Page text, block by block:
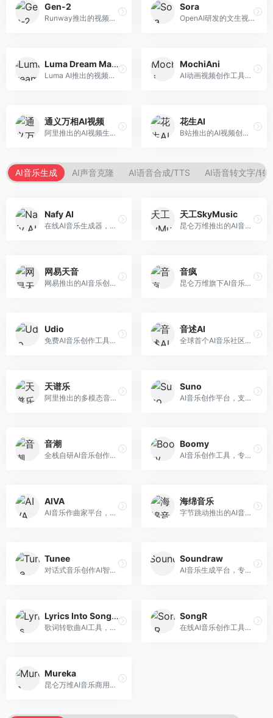
Gen-2
Runway推出的视频生成模型，专注于文生视频和视频风格转换。面向影视制作人和创意工作者，支持文本到视频、图像到视频等多种生成模式，视频质量专业级。
Sora
OpenAI研发的文生视频大模型，可根据文字描述生成长达60秒的高清视频。面向影视创作者、广告从业者和内容生产者，视频连贯性强，物理世界理解准确，代表了AI视频生成的最高水平。
Luma Dream Machine
Luma AI推出的视频生成工具，专注于高质量视频创作。面向影视创作者和内容生产者，支持文生视频、图生视频，视频质量高，物理运动流畅自然。
MochiAni
AI动画视频创作工具，专注于动画内容生成。面向动画创作者和二次元内容生产者，支持动画风格视频生成，动画效果流畅，适合动漫内容创作。
通义万相AI视频
阿里推出的AI视频生成服务，整合图像与视频创作能力。面向电商和营销从业者，支持商品视频生成、营销视频制作等服务，商业应用场景丰富。
花生AI
B站推出的AI视频创作工具，专注于短视频内容生成。面向B站创作者，支持视频生成、视频编辑等功能，与B站平台深度整合，创作效率高。
AI音乐生成 AI声音克隆 AI语音合成/TTS AI语音转文字/转
Nafy AI
在线AI音乐生成器，专注于快速音乐创作。面向内容创作者，支持多种风格音乐生成，操作简便，生成速度快，适合快速配乐需求。
天工SkyMusic
昆仑万维推出的AI音乐创作平台，基于天工大模型。面向音乐创作者，支持歌词生成、旋律创作、音乐编曲等服务，中文音乐创作能力强。
网易天音
网易推出的AI音乐创作工具，支持作词、作曲与编曲。面向音乐爱好者和独立音乐人，提供歌词生成、旋律创作、编曲制作等服务，与网易云音乐生态深度整合。
音疯
昆仑万维旗下AI音乐创作平台，专注于音乐内容生成。面向音乐爱好者和内容创作者，提供多种风格音乐生成，操作简便，创作速度快。
Udio
免费AI音乐创作工具，专注于高质量音乐生成。面向音乐创作者和内容制作者，支持多种音乐风格生成，音质专业，创作自由度高，适合专业音乐制作场景。
音述AI
全球首个AI音乐社区平台，整合创作与分享功能。面向音乐创作者和爱好者，提供音乐创作、作品分享、社区交流等服务，社区氛围活跃。
天谱乐
阿里推出的多模态音乐生成平台，整合音频与文本理解能力。面向内容创作者，支持歌词生成、旋律创作、音乐编辑等服务，与阿里生态深度整合。
Suno
AI音乐创作平台，支持通过文字描述生成完整歌曲，包含歌词、旋律和人声。面向音乐爱好者、内容创作者和独立音乐人，操作门槛低，创作速度快，支持多种音乐风格，为音乐创作带来全新可能。
音潮
全栈自研AI音乐创作平台，支持从创作到发布的完整流程。面向独立音乐人和音乐工作室，提供作词作曲、编曲混音、音乐发布等服务，创作工具专业。
Boomy
AI音乐创作工具，专注于快速音乐生成与发布。面向音乐爱好者和业余创作者，支持一键生成原创音乐，可直接发布到音乐平台，创作门槛低。
AIVA
AI音乐作曲家平台，专注于古典和影视配乐创作。面向影视制作人和游戏开发者，提供原创音乐生成、配乐定制等服务，音乐风格专业，适合影视游戏配乐。
海绵音乐
字节跳动推出的AI音乐创作平台，支持多风格音乐生成。面向内容创作者和音乐爱好者，提供歌词创作、旋律生成、编曲制作等服务，创作效率高，适合短视频配乐。
Tunee
对话式音乐创作AI智能体，支持自然语言交互创作。面向音乐爱好者，通过对话方式完成音乐创作，交互体验友好，创作过程直观。
Soundraw
AI音乐生成平台，专注于免版税音乐创作。面向视频创作者和内容制作者，提供背景音乐生成、音乐定制等服务，音乐版权清晰，适合视频配乐场景。
Lyrics Into Song AI
歌词转歌曲AI工具，支持将歌词转化为完整歌曲。面向歌词创作者和音乐爱好者，提供歌词谱曲、编曲制作等服务，歌词音乐化效率高。
SongR
在线AI音乐创作工具，支持歌词与旋律一体化生成。面向内容创作者和音乐爱好者，提供歌词创作、旋律生成、音乐制作等服务，操作简便，创作速度快。
Mureka
昆仑万维AI音乐商用创作平台，专注于商业音乐授权。面向企业和商业用户，提供版权音乐生成、商用授权等服务，音乐版权清晰，商业应用安全。